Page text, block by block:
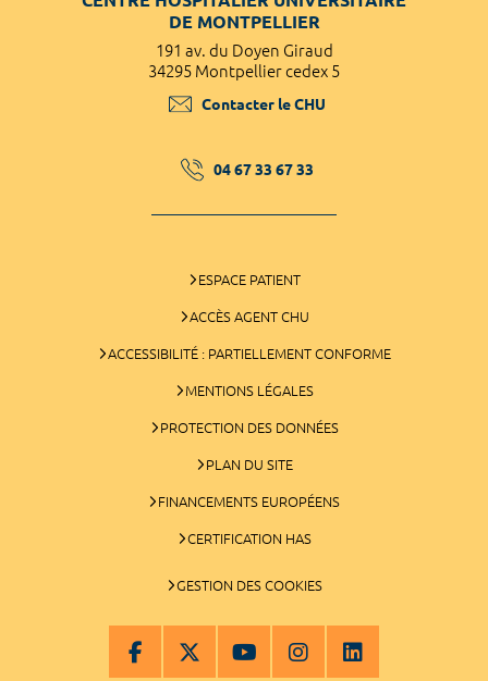
DE MONTPELLIER
191 av. du Doyen Giraud
34295 Montpellier cedex 5
Contacter le CHU
04 67 33 67 33
ESPACE PATIENT
ACCÈS AGENT CHU
ACCESSIBILITÉ : PARTIELLEMENT CONFORME
MENTIONS LÉGALES
PROTECTION DES DONNÉES
PLAN DU SITE
FINANCEMENTS EUROPÉENS
CERTIFICATION HAS
GESTION DES COOKIES